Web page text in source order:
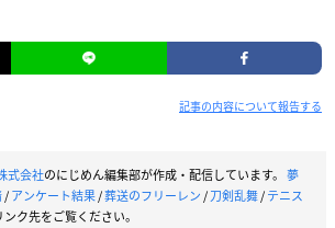
記事の内容について報告する
式会社のにじめん編集部が作成・配信しています。 夢
/アンケート結果/葬送のフリーレン/刀剣乱舞/テニス
ク先をご覧ください。